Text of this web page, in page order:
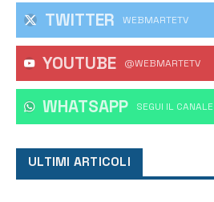
TWITTER WEBMARTETV
YOUTUBE @WEBMARTETV
WHATSAPP ‎SEGUI IL CANALE
ULTIMI ARTICOLI